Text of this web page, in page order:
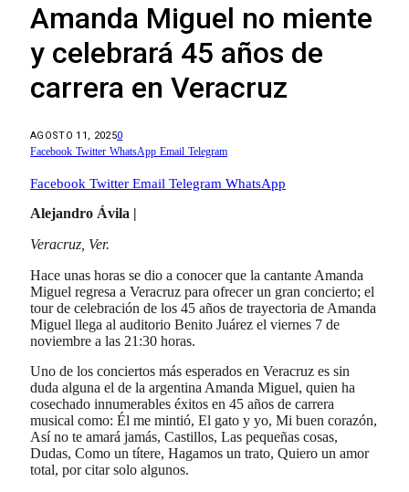
Amanda Miguel no miente
y celebrará 45 años de
carrera en Veracruz
AGOSTO 11, 20250
Facebook Twitter WhatsApp Email Telegram
Facebook Twitter Email Telegram WhatsApp
Alejandro Ávila |
Veracruz, Ver.
Hace unas horas se dio a conocer que la cantante Amanda
Miguel regresa a Veracruz para ofrecer un gran concierto; el
tour de celebración de los 45 años de trayectoria de Amanda
Miguel llega al auditorio Benito Juárez el viernes 7 de
noviembre a las 21:30 horas.
Uno de los conciertos más esperados en Veracruz es sin
duda alguna el de la argentina Amanda Miguel, quien ha
cosechado innumerables éxitos en 45 años de carrera
musical como: Él me mintió, El gato y yo, Mi buen corazón,
Así no te amará jamás, Castillos, Las pequeñas cosas,
Dudas, Como un títere, Hagamos un trato, Quiero un amor
total, por citar solo algunos.